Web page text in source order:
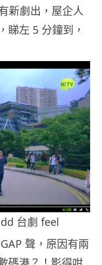
新劇出，屋企人
睇左 5 分鐘到，
台劇 feel
聲，原因有兩